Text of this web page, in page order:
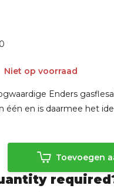
0
Niet op voorraad
Enders
één en is daarmee het
Toevoegen